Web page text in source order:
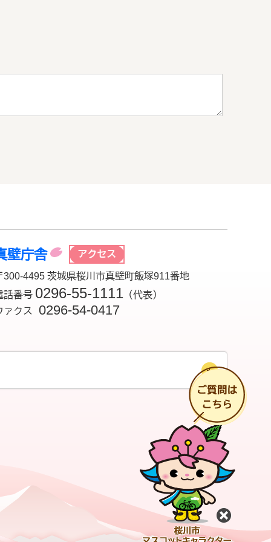
壁庁舎 アクセス
300-4495 茨城県桜川市真壁町飯塚911番地
話番号 0296-55-1111 （代表）
ァクス
0296-54-0417